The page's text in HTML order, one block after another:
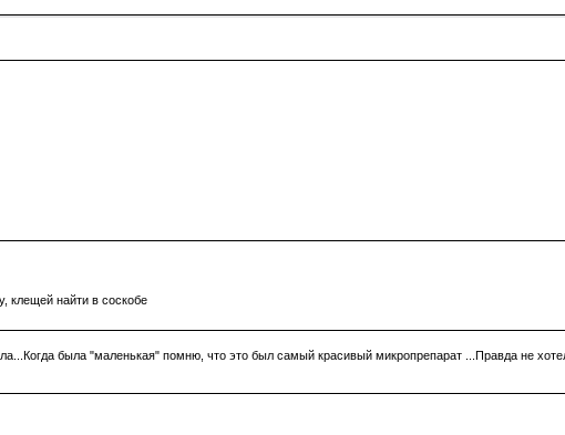
клещей найти в соскобе
была "маленькая" помню, что это был самый красивый микропрепарат ...Правда не